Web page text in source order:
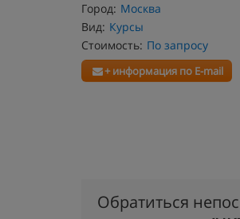
Город: Москва
Вид: Курсы
Стоимость: По запросу
+ информация по E-mail
Обратиться